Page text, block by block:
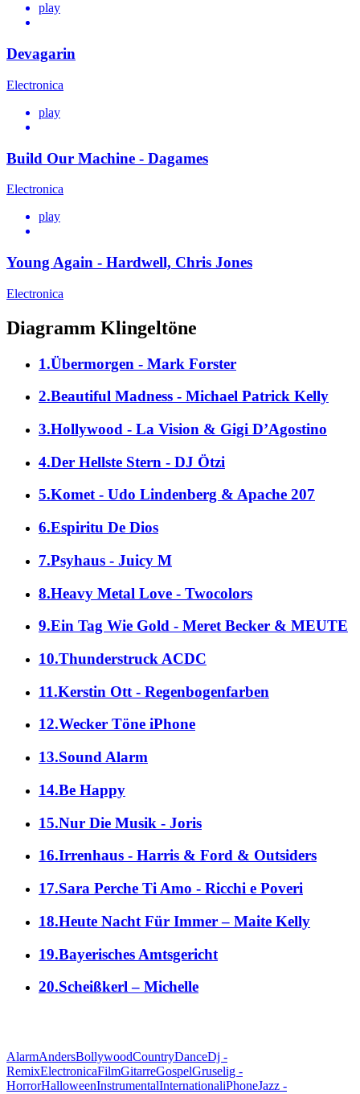
play
Devagarin
Electronica
play
Build Our Machine - Dagames
Electronica
play
Young Again - Hardwell, Chris Jones
Electronica
Diagramm Klingeltöne
1.Übermorgen - Mark Forster
2.Beautiful Madness - Michael Patrick Kelly
3.Hollywood - La Vision & Gigi D’Agostino
4.Der Hellste Stern - DJ Ötzi
5.Komet - Udo Lindenberg & Apache 207
6.Espiritu De Dios
7.Psyhaus - Juicy M
8.Heavy Metal Love - Twocolors
9.Ein Tag Wie Gold - Meret Becker & MEUTE
10.Thunderstruck ACDC
11.Kerstin Ott - Regenbogenfarben
12.Wecker Töne iPhone
13.Sound Alarm
14.Be Happy
15.Nur Die Musik - Joris
16.Irrenhaus - Harris & Ford & Outsiders
17.Sara Perche Ti Amo - Ricchi e Poveri
18.Heute Nacht Für Immer – Maite Kelly
19.Bayerisches Amtsgericht
20.Scheißkerl – Michelle
AlarmAndersBollywoodCountryDanceDj -
RemixElectronicaFilmGitarreGospelGruselig -
HorrorHalloweenInstrumentalInternationaliPhoneJazz -